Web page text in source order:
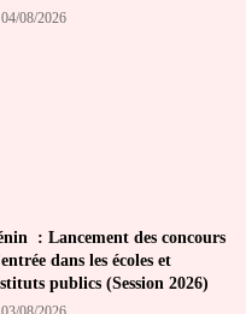
04/08/2026
: Lancement des concours
dans les écoles et
publics (Session 2026)